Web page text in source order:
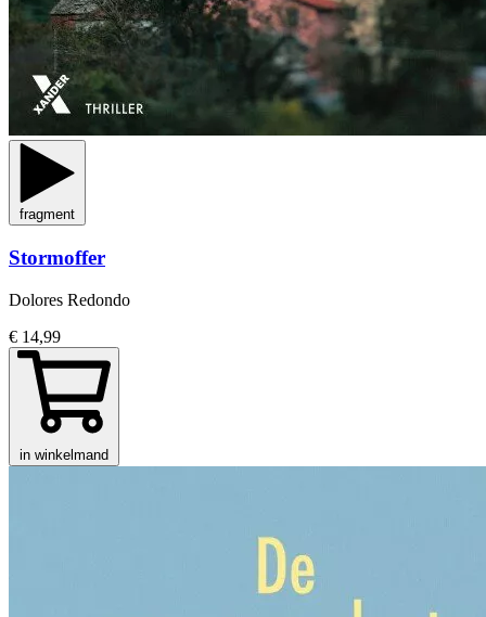
fragment
Stormoffer
Dolores Redondo
€ 14,99
in winkelmand